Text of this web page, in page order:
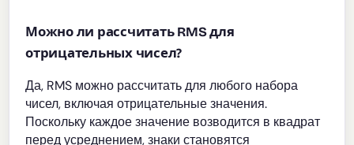
Можно ли рассчитать RMS для
отрицательных чисел?
Да, RMS можно рассчитать для любого набора
чисел, включая отрицательные значения.
Поскольку каждое значение возводится в квадрат
перед усреднением, знаки становятся